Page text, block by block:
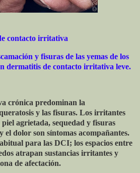
contacto irritativa
y fisuras de las yemas de los
dermatitis de contacto irritativa leve.
crónica predominan la
y las fisuras. Los irritantes
agrietada, sequedad y fisuras
dolor son síntomas acompañantes.
para las DCI; los espacios entre
atrapan sustancias irritantes y
de afectación.